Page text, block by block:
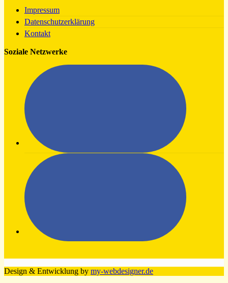
Impressum
Datenschutzerklärung
Kontakt
Soziale Netzwerke
Design & Entwicklung by my-webdesigner.de